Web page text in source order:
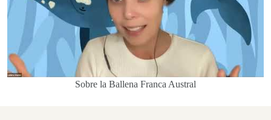
Sobre la Ballena Franca Austral